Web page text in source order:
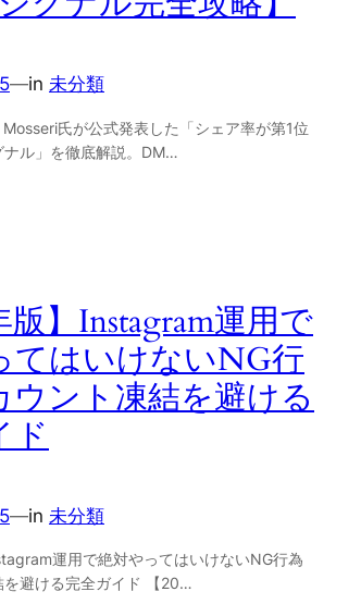
—in 未分類
氏が公式発表した「シェア率が第1位
ナル」を徹底解説。DM…
版】Instagram運用で
てはいけないNG行
ウント凍結を避ける
ド
—in 未分類
運用で絶対やってはいけないNG行為
を避ける完全ガイド 【20…